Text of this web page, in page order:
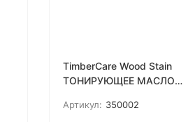
TimberCare Wood Stain
ТОНИРУЮЩЕЕ МАСЛО
Артикул: 350002